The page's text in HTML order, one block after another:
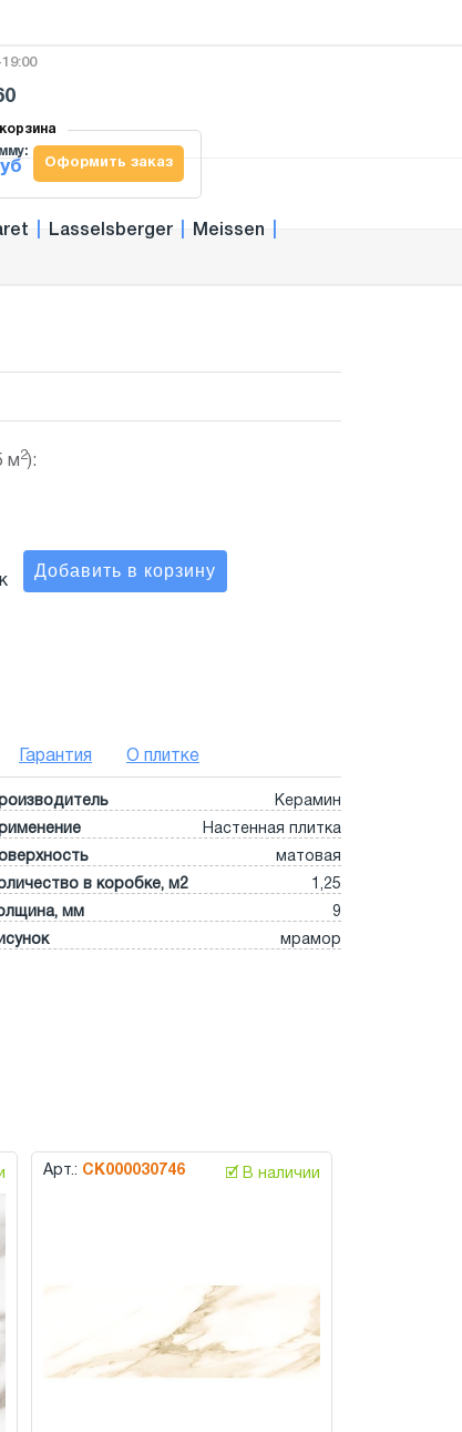
Оформить заказ
Lasselsberger Meissen
м 2):
Гарантия О плитке
Керамин
Настенная плитка
матовая
в коробке, м2
1,25
мм
9
мрамор
Арт.: СК000030746 🗹 В наличии